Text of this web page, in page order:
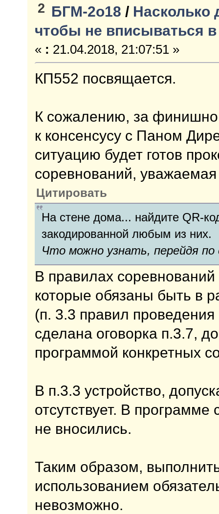
2 БГМ-2о18 /
чтобы не вписываться
« : 21.04.2018, 21:07:51 »
КП552 посвящается.
К сожалению, за
к консенсусу с Паном
ситуацию будет готов
соревнований,
Цитировать
На стене дома... найдите QR-
закодированной любым из них.
Что можно узнать, перейдя по
В правилах
которые обязаны быть в
(п. 3.3 правил
сделана оговорка п.3.7,
программой конкретных
В п.3.3 устройство,
отсутствует. В
не вносились.
Таким образом,
использованием
невозможно.